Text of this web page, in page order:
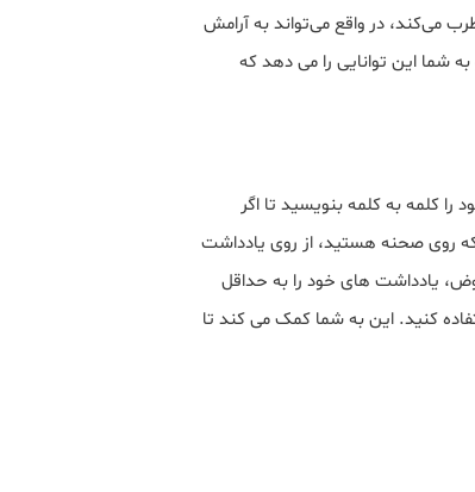
می‌کند، در واقع می‌تواند به آرامش
شما این توانایی را می دهد که
کلمه به کلمه بنویسید تا اگر
که روی صحنه هستید، از روی یادداشت
یادداشت های خود را به حداقل
کنید. این به شما کمک می کند تا